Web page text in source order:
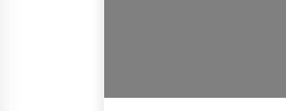
KALLARATI NË AKSIONET